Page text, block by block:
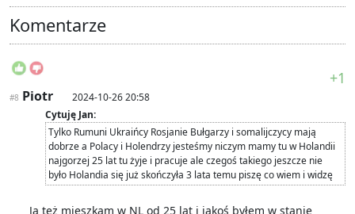
Komentarze
+1
#8 Piotr
2024-10-26 20:58
Cytuję Jan:
Tylko Rumuni Ukraińcy Rosjanie Bułgarzy i somalijczycy mają
dobrze a Polacy i Holendrzy jesteśmy niczym mamy tu w Holandii
najgorzej 25 lat tu żyje i pracuje ale czegoś takiego jeszcze nie
było Holandia się już skończyła 3 lata temu piszę co wiem i widzę
Ja też mieszkam w NL od 25 lat i jakoś byłem w stanie